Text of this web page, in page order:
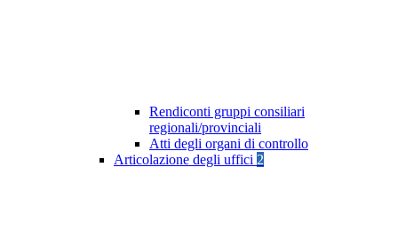
Rendiconti gruppi consiliari
regionali/provinciali
Atti degli organi di controllo
Articolazione degli uffici 2